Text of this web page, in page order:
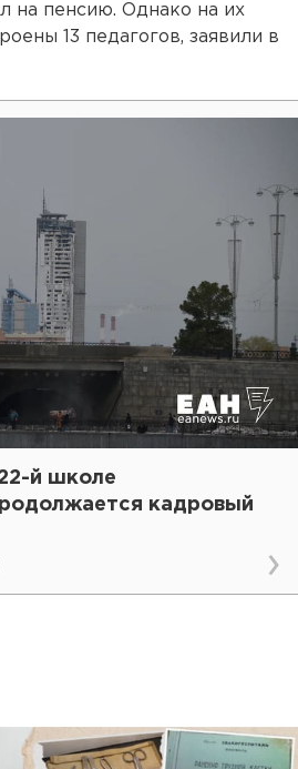
на пенсию. Однако на их
13 педагогов, заявили в
й школе
кадровый